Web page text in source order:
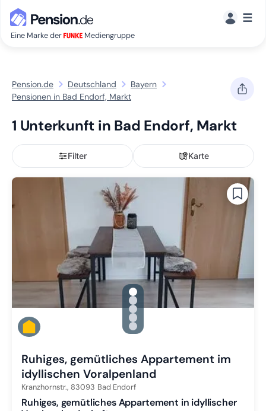
Eine Marke der Mediengruppe
☰
Pension.de Deutschland
Bayern
Pensionen in Bad Endorf, Markt
1 Unterkunft in Bad Endorf, Markt
Filter Karte
gallery.slide_selector
Zu Slide 1 wechseln
Zu Slide 2 wechseln
Zu Slide 3 wechseln
Zu Slide 4 wechseln
Zu Slide 5 wechseln
Ruhiges, gemütliches Appartement im
idyllischen Voralpenland
Kranzhornstr., 83093 Bad Endorf
Ruhiges, gemütliches Appartement in idyllischer